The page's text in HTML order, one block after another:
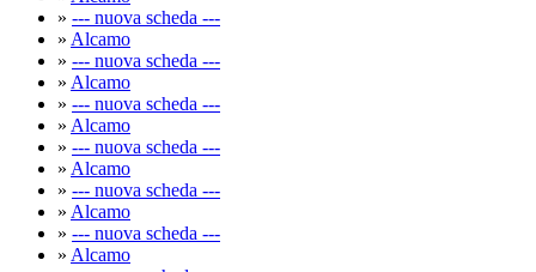
» --- nuova scheda ---
» Alcamo
» --- nuova scheda ---
» Alcamo
» --- nuova scheda ---
» Alcamo
» --- nuova scheda ---
» Alcamo
» --- nuova scheda ---
» Alcamo
» --- nuova scheda ---
» Alcamo